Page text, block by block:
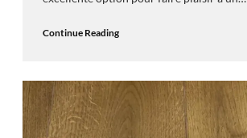
Continue Reading